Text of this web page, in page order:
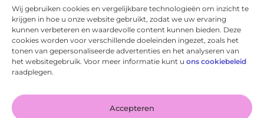
Wij gebruiken cookies en vergelijkbare technologieën om inzicht te
krijgen in hoe u onze website gebruikt, zodat we uw ervaring
kunnen verbeteren en waardevolle content kunnen bieden. Deze
cookies worden voor verschillende doeleinden ingezet, zoals het
tonen van gepersonaliseerde advertenties en het analyseren van
het websitegebruik. Voor meer informatie kunt u ons cookiebeleid
raadplegen.
Accepteren
Losser-digitaal.nl nodigt je uit om de magie in het alledaagse
te zien. Inspirerende blogs en verhalen die verwondering
oproepen en het leven in een ander licht zetten.
Bericht categorie